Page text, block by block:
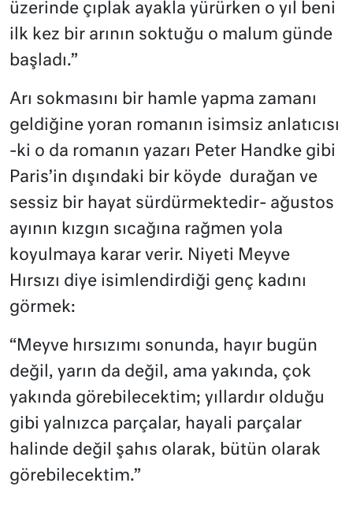
üzerinde çıplak ayakla yürürken o yıl beni
ilk kez bir arının soktuğu o malum günde
başladı.”
Arı sokmasını bir hamle yapma zamanı
geldiğine yoran romanın isimsiz anlatıcısı
-ki o da romanın yazarı Peter Handke gibi
Paris’in dışındaki bir köyde durağan ve
sessiz bir hayat sürdürmektedir- ağustos
ayının kızgın sıcağına rağmen yola
koyulmaya karar verir. Niyeti Meyve
Hırsızı diye isimlendirdiği genç kadını
görmek:
“Meyve hırsızımı sonunda, hayır bugün
değil, yarın da değil, ama yakında, çok
yakında görebilecektim; yıllardır olduğu
gibi yalnızca parçalar, hayali parçalar
halinde değil şahıs olarak, bütün olarak
görebilecektim.”